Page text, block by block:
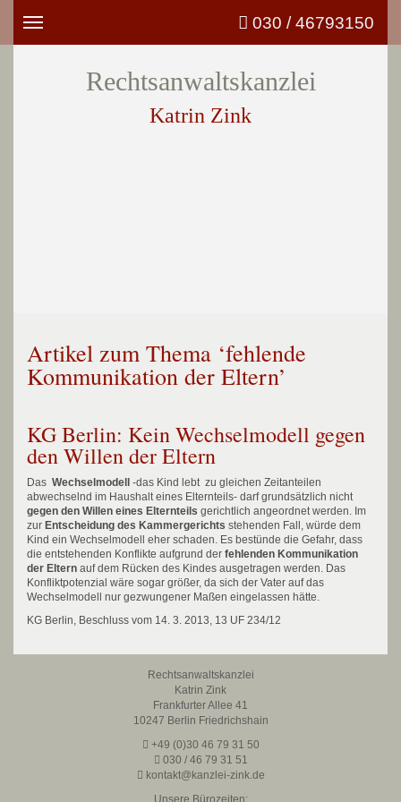
Toggle
030 / 46793150
Rechtsanwaltskanzlei
Katrin Zink
Artikel zum Thema ‘fehlende
Kommunikation der Eltern’
KG Berlin: Kein Wechselmodell gegen
den Willen der Eltern
Das Wechselmodell
-das Kind lebt zu gleichen Zeitanteilen
abwechselnd im Haushalt eines Elternteils- darf grundsätzlich nicht
gegen den Willen eines Elternteils gerichtlich angeordnet werden. Im
zur Entscheidung des Kammergerichts stehenden Fall, würde dem
Kind ein Wechselmodell eher schaden. Es bestünde die Gefahr, dass
die entstehenden Konflikte aufgrund der fehlenden Kommunikation
der Eltern auf dem Rücken des Kindes ausgetragen werden. Das
Konfliktpotenzial wäre sogar größer, da sich der Vater auf das
Wechselmodell nur gezwungener Maßen eingelassen hätte.
KG Berlin, Beschluss vom 14. 3. 2013, 13 UF 234/12
Rechtsanwaltskanzlei
Katrin Zink
Frankfurter Allee 41
10247 Berlin Friedrichshain
+49 (0)30 46 79 31 50
030 / 46 79 31 51
kontakt@kanzlei-zink.de
Unsere Bürozeiten: